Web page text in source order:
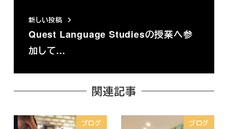
新しい投稿
Quest Language Studiesの授業へ参
加して…
関連記事
ブログ ブログ